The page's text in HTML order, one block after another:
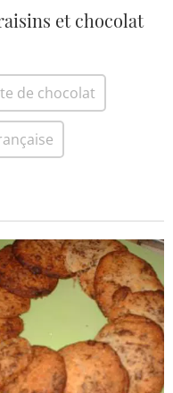
et chocolat
de chocolat